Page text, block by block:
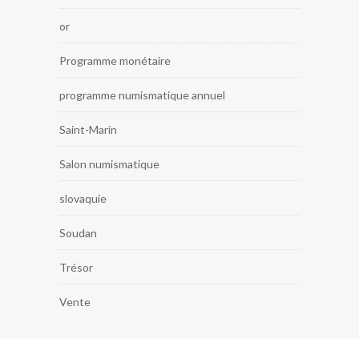
or
Programme monétaire
programme numismatique annuel
Saint-Marin
Salon numismatique
slovaquie
Soudan
Trésor
Vente